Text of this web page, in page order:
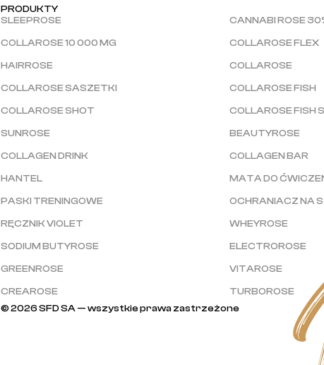
PRODUKTY
SLEEPROSE
CANNABI ROSE
COLLAROSE 10 000 MG
COLLAROSE FLEX
HAIRROSE
COLLAROSE
COLLAROSE SASZETKI
COLLAROSE FISH
COLLAROSE SHOT
COLLAROSE FISH
SUNROSE
BEAUTYROSE
COLLAGEN DRINK
COLLAGEN BAR
HANTEL
MATA DO
PASKI TRENINGOWE
OCHRANIACZ NA
RĘCZNIK VIOLET
WHEYROSE
SODIUM BUTYROSE
ELECTROROSE
GREENROSE
VITAROSE
CREAROSE
TURBOROSE
© 2026 SFD SA — wszystkie prawa zastrzeżone